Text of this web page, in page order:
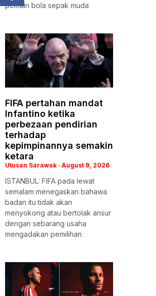
pemain bola sepak muda
FIFA pertahan mandat
Infantino ketika
perbezaan pendirian
terhadap
kepimpinannya semakin
ketara
Utusan Sarawak August 9, 2026
ISTANBUL: FIFA pada lewat
semalam menegaskan bahawa
badan itu tidak akan
menyokong atau bertolak ansur
dengan sebarang usaha
mengadakan pemilihan